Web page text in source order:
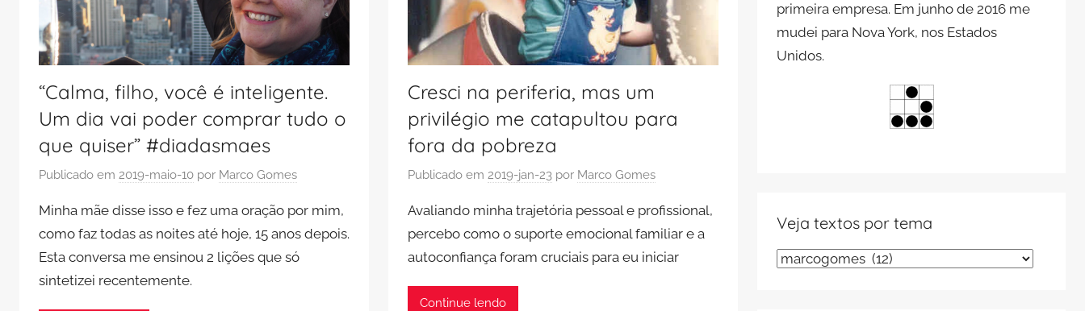
“Calma, filho, você é inteligente.
Um dia vai poder comprar tudo o
que quiser” #diadasmaes
Publicado em 2019-maio-10 por Marco Gomes
Minha mãe disse isso e fez uma oração por mim,
como faz todas as noites até hoje, 15 anos depois.
Esta conversa me ensinou 2 lições que só
sintetizei recentemente.
Cresci na periferia, mas um
privilégio me catapultou para
fora da pobreza
Publicado em2019-jan-23 por Marco Gomes
Avaliando minha trajetória pessoal e profissional,
percebo como o suporte emocional familiar e a
autoconfiança foram cruciais para eu iniciar
Continue lendo
primeira empresa. Em junho de 2016 me
mudei para Nova York, nos Estados
Unidos.
Veja textos por tema
Veja